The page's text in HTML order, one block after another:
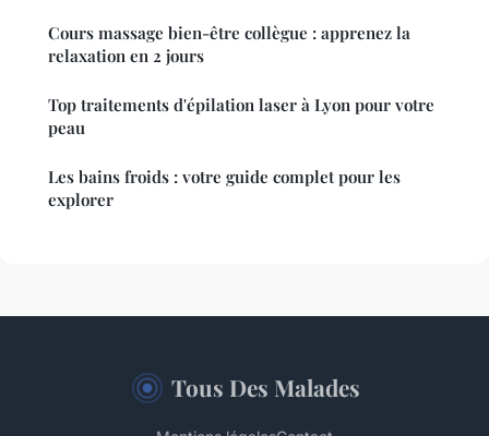
Cours massage bien-être collègue : apprenez la
relaxation en 2 jours
Top traitements d'épilation laser à Lyon pour votre
peau
Les bains froids : votre guide complet pour les
explorer
Tous Des Malades